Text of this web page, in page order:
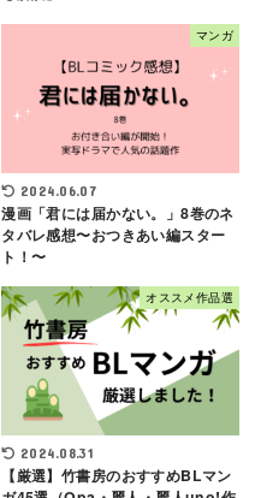
マンガ
2024.06.07
漫画「君には届かない。」8巻のネ
タバレ感想〜おつきあい編スター
ト！〜
オススメ作品選
2024.08.31
【厳選】竹書房のおすすめBLマン